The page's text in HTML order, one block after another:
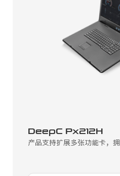
DeepC Px212H
产品支持扩展多张功能卡，